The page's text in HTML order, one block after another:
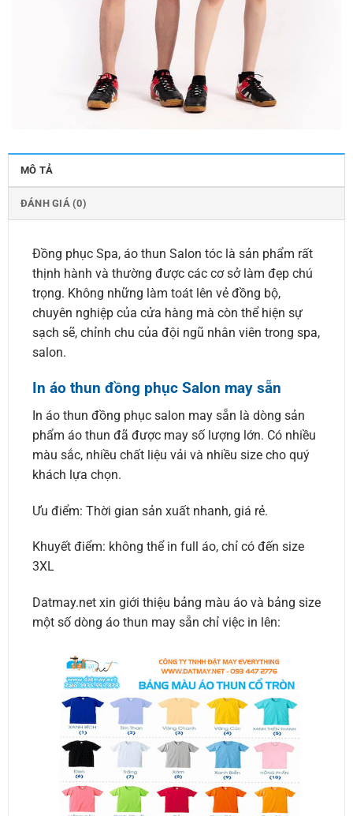
MÔ TẢ
ĐÁNH GIÁ (0)
Đồng phục Spa, áo thun Salon tóc là sản phẩm rất
thịnh hành và thường được các cơ sở làm đẹp chú
trọng. Không những làm toát lên vẻ đồng bộ,
chuyên nghiệp của cửa hàng mà còn thể hiện sự
sạch sẽ, chỉnh chu của đội ngũ nhân viên trong spa,
salon.
In áo thun đồng phục Salon may sẵn
In áo thun đồng phục salon may sẵn là dòng sản
phẩm áo thun đã được may số lượng lớn. Có nhiều
màu sắc, nhiều chất liệu vải và nhiều size cho quý
khách lựa chọn.
Ưu điểm: Thời gian sản xuất nhanh, giá rẻ.
Khuyết điểm: không thể in full áo, chỉ có đến size
3XL
Datmay.net xin giới thiệu bảng màu áo và bảng size
một số dòng áo thun may sẵn chỉ việc in lên: